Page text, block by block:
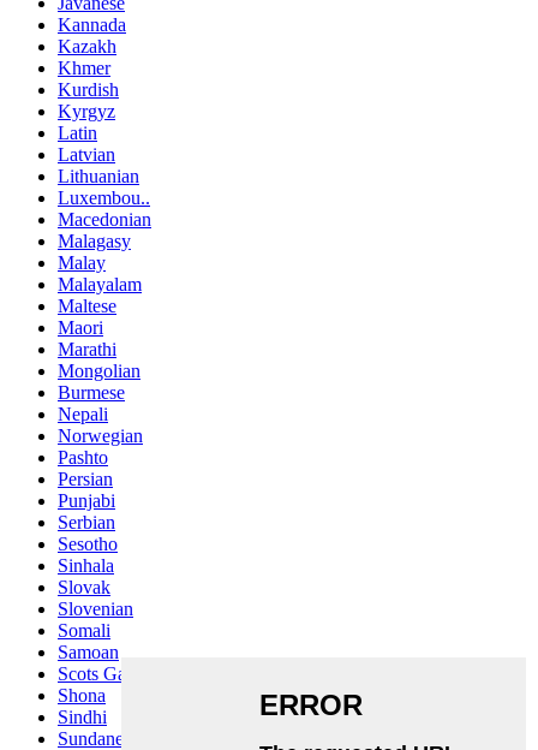
Kannada
Kazakh
Khmer
Kurdish
Kyrgyz
Latin
Latvian
Lithuanian
Luxembou..
Macedonian
Malagasy
Malay
Malayalam
Maltese
Maori
Marathi
Mongolian
Burmese
Nepali
Norwegian
Pashto
Persian
Punjabi
Serbian
Sesotho
Sinhala
Slovak
Slovenian
Somali
Samoan
Scots Gaelic
Shona
Sindhi
Sundanese